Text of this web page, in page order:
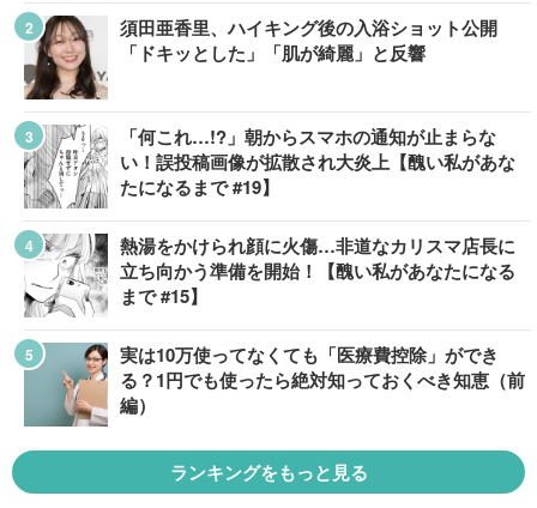
須田亜香里、ハイキング後の入浴ショット公開
「ドキッとした」「肌が綺麗」と反響
「何これ…!?」朝からスマホの通知が止まらな
い！誤投稿画像が拡散され大炎上【醜い私があな
たになるまで #19】
熱湯をかけられ顔に火傷…非道なカリスマ店長に
立ち向かう準備を開始！【醜い私があなたになる
まで #15】
実は10万使ってなくても「医療費控除」ができ
る？1円でも使ったら絶対知っておくべき知恵（前
編）
ランキングをもっと見る